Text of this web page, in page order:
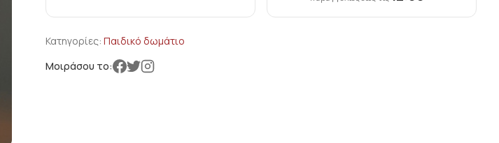
Κατηγορίες: Παιδικό δωμάτιο
Μοιράσου το: